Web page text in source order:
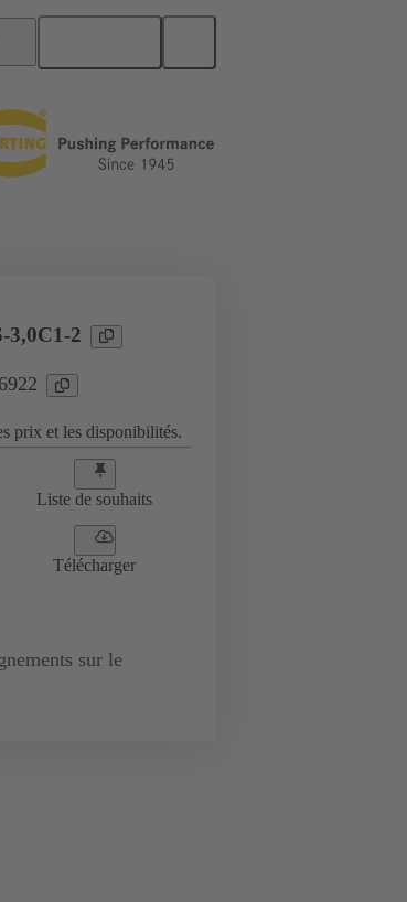
carte mère à carte fille
3,0C1-2
prix et les disponibilités.
Liste de souhaits
Télécharger
sur le